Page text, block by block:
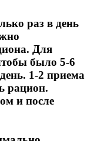
раз в день
Для
было 5-6
1-2 приема
рацион.
и после